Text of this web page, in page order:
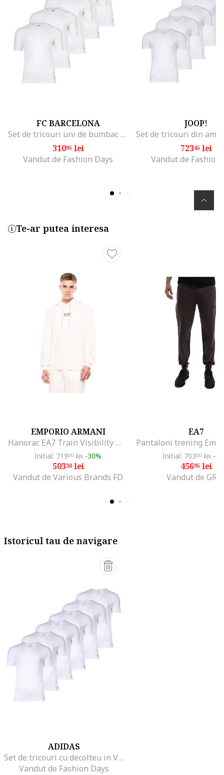
FC BARCELONA
Set de tricouri uni de bumbac - 5 piese, Alb
31095lei
Vandut de Fashion Days
JOOP!
72345lei
Vandut de Fashion
Te-ar putea interesa
EMPORIO ARMANI
Hanorac EA7 Train Visibility M RN S 55405, Alb
Initial: 71900 lei -30%
50330lei
Vandut de Various Brands FD
EA7
Initial: 70300 lei -
45695lei
Vandut de
Istoricul tau de navigare
ADIDAS
Set de tricouri cu decolteu in V Active Flex - 6 piese, Alb optic
Vandut de Fashion Days